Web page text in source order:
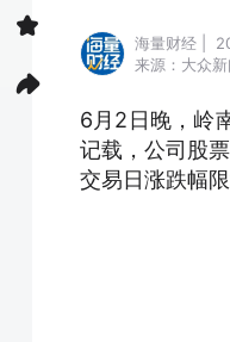
海量财经 |
来源：大众新
6月2日晚，岭
记载，公司股
交易日涨跌幅限